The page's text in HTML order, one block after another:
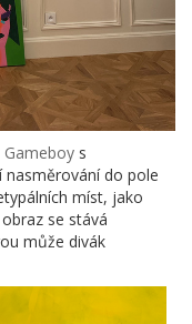
Gameboy s
do pole
míst, jako
se stává
může divák